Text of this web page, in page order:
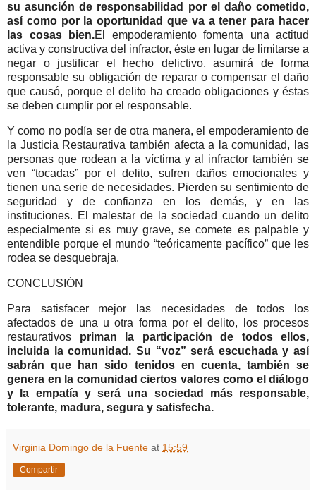
su asunción de responsabilidad por el daño cometido,
así como por la oportunidad que va a tener para hacer
las cosas bien.El empoderamiento fomenta una actitud
activa y constructiva del infractor, éste en lugar de limitarse a
negar o justificar el hecho delictivo, asumirá de forma
responsable su obligación de reparar o compensar el daño
que causó, porque el delito ha creado obligaciones y éstas
se deben cumplir por el responsable.
Y como no podía ser de otra manera, el empoderamiento de
la Justicia Restaurativa también afecta a la comunidad, las
personas que rodean a la víctima y al infractor también se
ven “tocadas” por el delito, sufren daños emocionales y
tienen una serie de necesidades. Pierden su sentimiento de
seguridad y de confianza en los demás, y en las
instituciones. El malestar de la sociedad cuando un delito
especialmente si es muy grave, se comete es palpable y
entendible porque el mundo “teóricamente pacífico” que les
rodea se desquebraja.
CONCLUSIÓN
Para satisfacer mejor las necesidades de todos los
afectados de una u otra forma por el delito, los procesos
restaurativos priman la participación de todos ellos,
incluida la comunidad. Su “voz” será escuchada y así
sabrán que han sido tenidos en cuenta, también se
genera en la comunidad ciertos valores como el diálogo
y la empatía y será una sociedad más responsable,
tolerante, madura, segura y satisfecha.
Virginia Domingo de la Fuente at 15:59
Compartir